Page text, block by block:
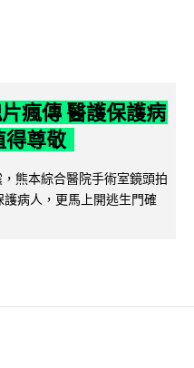
瘋傳 醫護保護病
得尊敬
熊本綜合醫院手術室鏡頭拍
病人，更馬上開逃生門確